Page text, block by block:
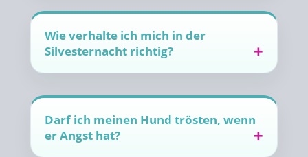
Wie verhalte ich mich in der
Silvesternacht richtig?
Darf ich meinen Hund trösten, wenn
er Angst hat?